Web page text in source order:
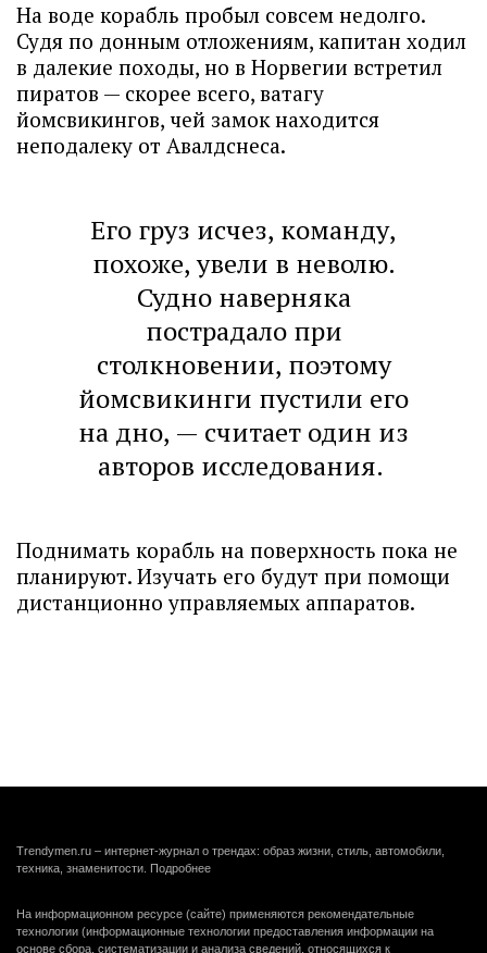
На воде корабль пробыл совсем недолго.
Судя по донным отложениям, капитан ходил
в далекие походы, но в Норвегии встретил
пиратов — скорее всего, ватагу
йомсвикингов, чей замок находится
неподалеку от Авалдснеса.
Его груз исчез, команду,
похоже, увели в неволю.
Судно наверняка
пострадало при
столкновении, поэтому
йомсвикинги пустили его
на дно, — считает один из
авторов исследования.
Поднимать корабль на поверхность пока не
планируют. Изучать его будут при помощи
дистанционно управляемых аппаратов.
Trendymen.ru – интернет-журнал о трендах: образ жизни, стиль, автомобили,
техника, знаменитости. Подробнее
На информационном ресурсе (сайте) применяются рекомендательные
технологии (информационные технологии предоставления информации на
основе сбора, систематизации и анализа сведений, относящихся к